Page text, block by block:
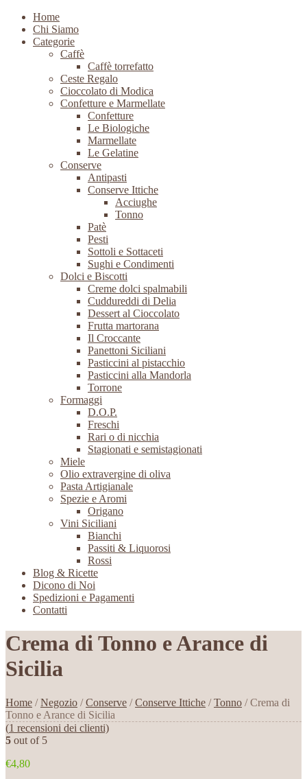
Home
Chi Siamo
Categorie
Caffè
Caffè torrefatto
Ceste Regalo
Cioccolato di Modica
Confetture e Marmellate
Confetture
Le Biologiche
Marmellate
Le Gelatine
Conserve
Antipasti
Conserve Ittiche
Acciughe
Tonno
Patè
Pesti
Sottoli e Sottaceti
Sughi e Condimenti
Dolci e Biscotti
Creme dolci spalmabili
Cuddureddi di Delia
Dessert al Cioccolato
Frutta martorana
Il Croccante
Panettoni Siciliani
Pasticcini al pistacchio
Pasticcini alla Mandorla
Torrone
Formaggi
D.O.P.
Freschi
Rari o di nicchia
Stagionati e semistagionati
Miele
Olio extravergine di oliva
Pasta Artigianale
Spezie e Aromi
Origano
Vini Siciliani
Bianchi
Passiti & Liquorosi
Rossi
Blog & Ricette
Dicono di Noi
Spedizioni e Pagamenti
Contatti
Crema di Tonno e Arance di
Sicilia
Home /Negozio /Conserve /Conserve Ittiche /Tonno / Crema di
Tonno e Arance di Sicilia
(1 recensioni dei clienti)
5 out of 5
€4,80